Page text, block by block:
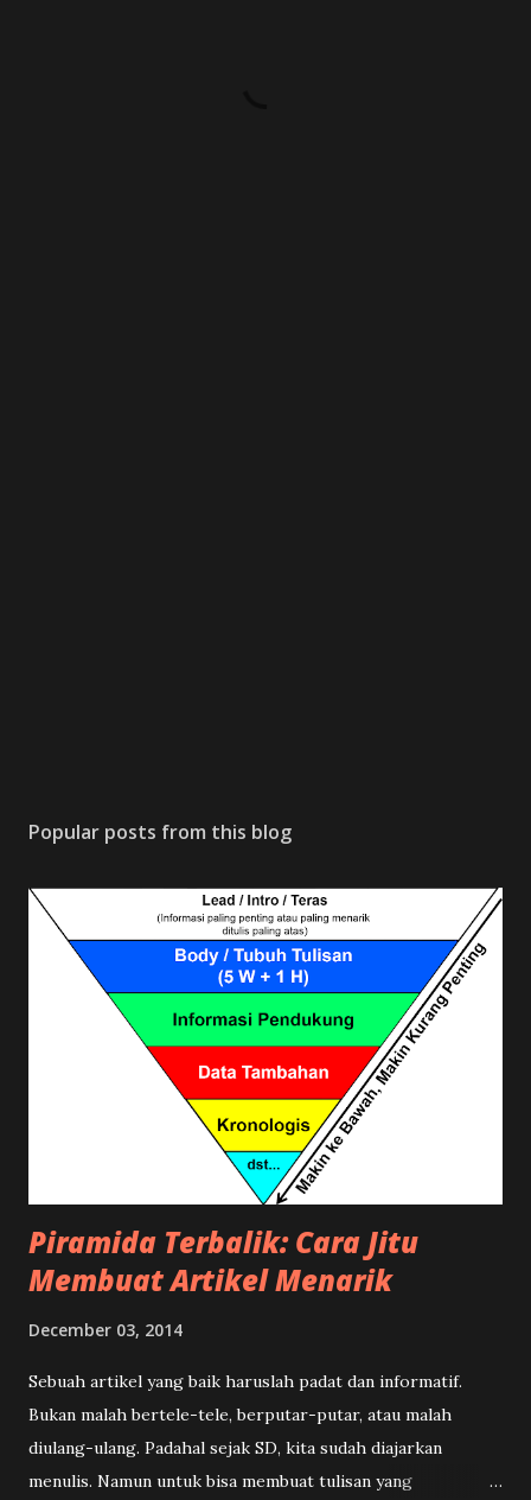
Popular posts from this blog
Piramida Terbalik: Cara Jitu
Membuat Artikel Menarik
December 03, 2014
Sebuah artikel yang baik haruslah padat dan informatif.
Bukan malah bertele-tele, berputar-putar, atau malah
diulang-ulang. Padahal sejak SD, kita sudah diajarkan
menulis. Namun untuk bisa membuat tulisan yang